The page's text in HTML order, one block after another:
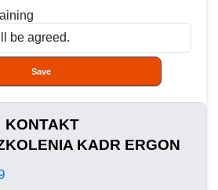
Save
KONTAKT
KADR ERGON